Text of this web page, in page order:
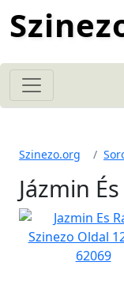
Szinezo.org
Jázmin